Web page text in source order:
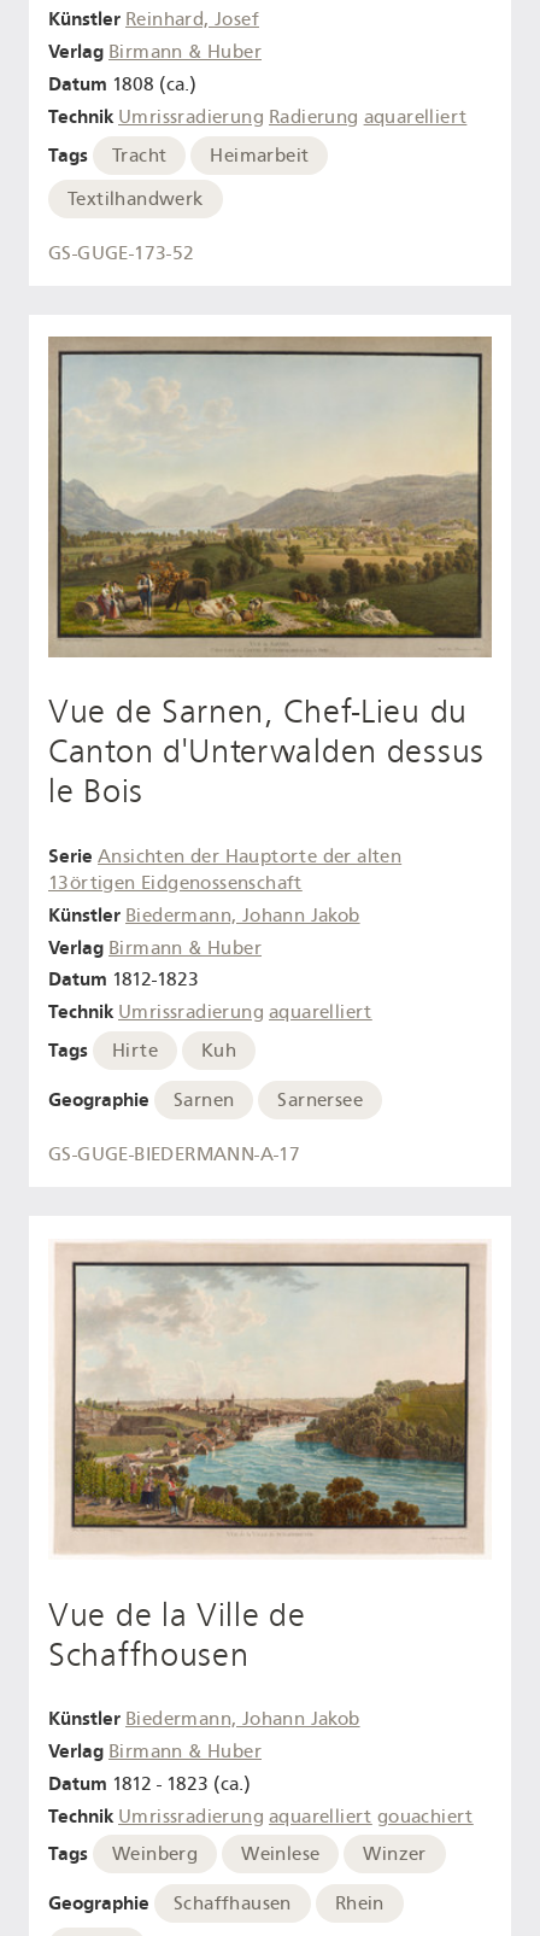
Künstler Reinhard, Josef
Verlag Birmann & Huber
Datum 1808 (ca.)
Technik Umrissradierung Radierung aquarelliert
Tags Tracht
Heimarbeit
Textilhandwerk
GS-GUGE-173-52
Vue de Sarnen, Chef-Lieu du
Canton d'Unterwalden dessus
le Bois
Serie Ansichten der Hauptorte der alten
13örtigen Eidgenossenschaft
Künstler Biedermann, Johann Jakob
Verlag Birmann & Huber
Datum 1812-1823
Technik Umrissradierung aquarelliert
Tags Hirte Kuh
Geographie Sarnen Sarnersee
GS-GUGE-BIEDERMANN-A-17
Vue de la Ville de
Schaffhousen
Künstler Biedermann, Johann Jakob
Verlag Birmann & Huber
Datum 1812 - 1823 (ca.)
Technik Umrissradierung aquarelliert gouachiert
Tags Weinberg Weinlese Winzer
Geographie Schaffhausen Rhein